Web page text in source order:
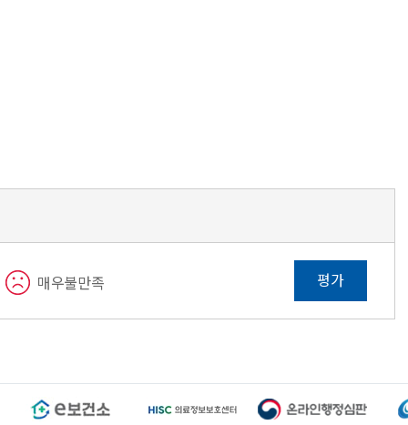
매우불만족 평가